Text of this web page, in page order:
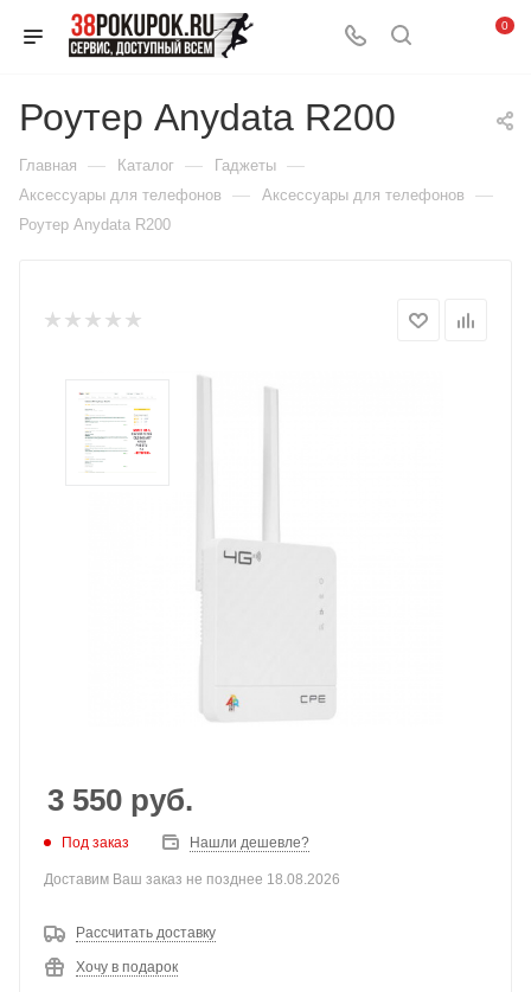
0
Роутер Anydata R200
Главная — Каталог — Гаджеты —
Аксессуары для телефонов — Аксессуары для телефонов —
Роутер Anydata R200
3 550 руб.
Под заказ Нашли дешевле?
Доставим Ваш заказ не позднее 18.08.2026
Рассчитать доставку
Хочу в подарок